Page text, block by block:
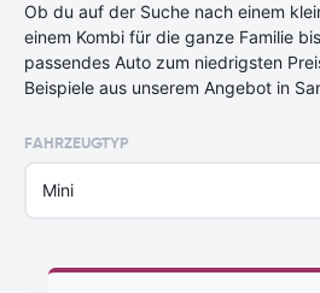
Ob du auf der Suche nach einem
einem Kombi für die ganze Familie
passendes Auto zum niedrigsten
Beispiele aus unserem Angebot in
FAHRZEUGTYP
Mini